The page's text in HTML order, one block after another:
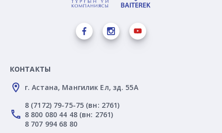
КОНТАКТЫ
г. Астана, Мангилик Ел, зд. 55А
8 (7172) 79-75-75 (вн: 2761)
8 800 080 44 48 (вн: 2761)
8 707 994 68 80